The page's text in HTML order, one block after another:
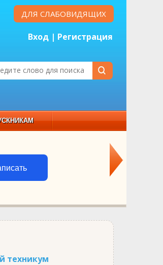
ДЛЯ СЛАБОВИДЯЩИХ
Вход | Регистрация
техникум